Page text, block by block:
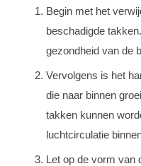
Begin met het
beschadigde
gezondheid van de
Vervolgens is het
die naar binnen
takken kunnen
luchtcirculatie
Let op de vorm van